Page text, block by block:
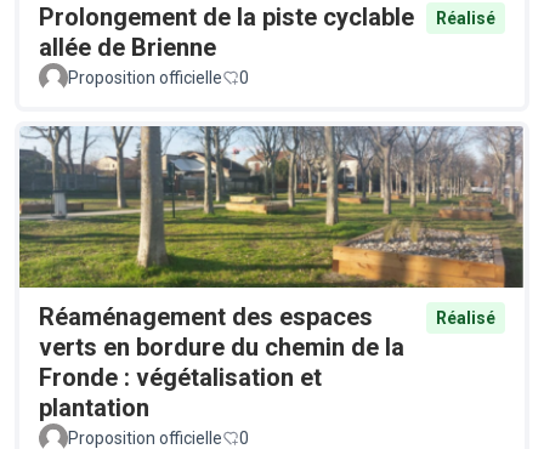
Prolongement de la piste cyclable
allée de Brienne
Réalisé
Proposition officielle 0
Réaménagement des espaces
verts en bordure du chemin de la
Fronde : végétalisation et
plantation
Réalisé
Proposition officielle 0